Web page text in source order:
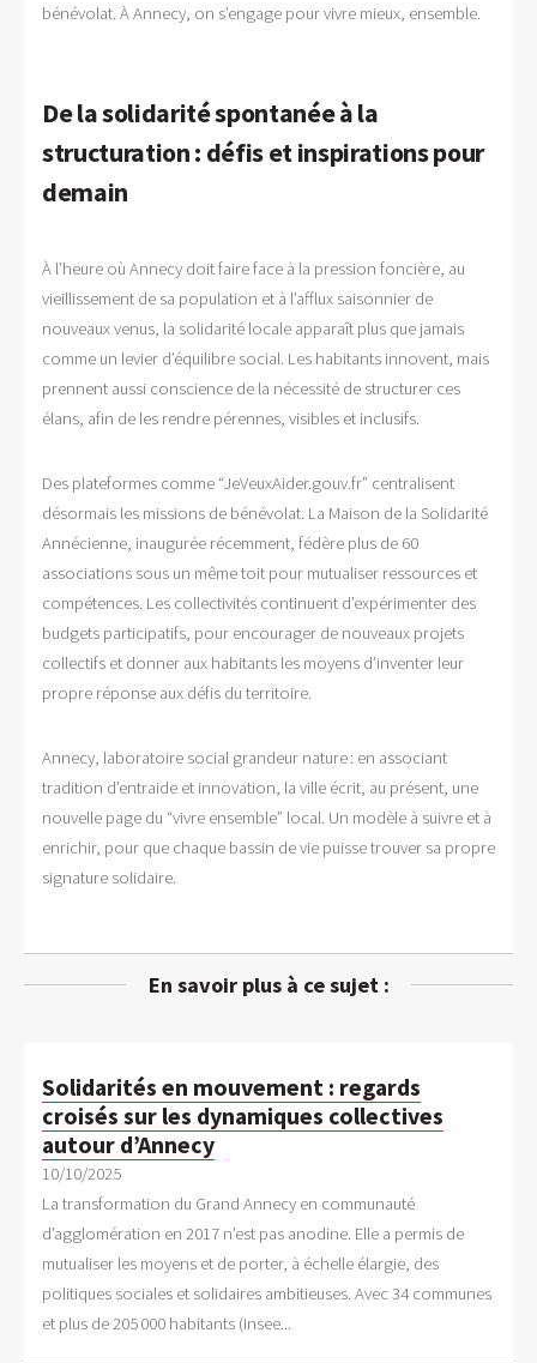
bénévolat. À Annecy, on s’engage pour vivre mieux, ensemble.
De la solidarité spontanée à la
structuration : défis et inspirations pour
demain
À l’heure où Annecy doit faire face à la pression foncière, au
vieillissement de sa population et à l’afflux saisonnier de
nouveaux venus, la solidarité locale apparaît plus que jamais
comme un levier d’équilibre social. Les habitants innovent, mais
prennent aussi conscience de la nécessité de structurer ces
élans, afin de les rendre pérennes, visibles et inclusifs.
Des plateformes comme “JeVeuxAider.gouv.fr” centralisent
désormais les missions de bénévolat. La Maison de la Solidarité
Annécienne, inaugurée récemment, fédère plus de 60
associations sous un même toit pour mutualiser ressources et
compétences. Les collectivités continuent d’expérimenter des
budgets participatifs, pour encourager de nouveaux projets
collectifs et donner aux habitants les moyens d’inventer leur
propre réponse aux défis du territoire.
Annecy, laboratoire social grandeur nature : en associant
tradition d’entraide et innovation, la ville écrit, au présent, une
nouvelle page du “vivre ensemble” local. Un modèle à suivre et à
enrichir, pour que chaque bassin de vie puisse trouver sa propre
signature solidaire.
En savoir plus à ce sujet :
Solidarités en mouvement : regards
croisés sur les dynamiques collectives
autour d’Annecy
10/10/2025
La transformation du Grand Annecy en communauté
d’agglomération en 2017 n’est pas anodine. Elle a permis de
mutualiser les moyens et de porter, à échelle élargie, des
politiques sociales et solidaires ambitieuses. Avec 34 communes
et plus de 205 000 habitants (Insee...